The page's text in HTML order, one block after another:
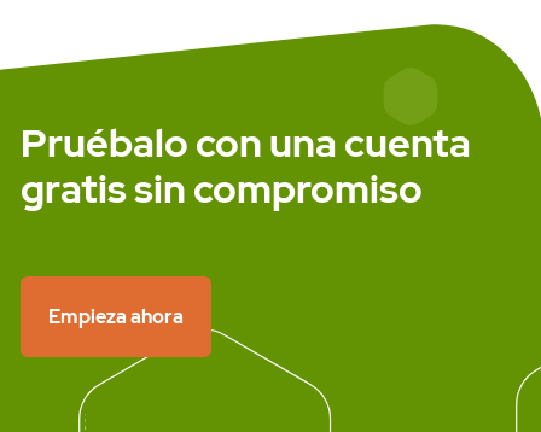
Pruébalo con una cuenta
gratis sin compromiso
Empieza ahora